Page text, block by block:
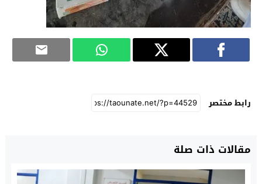
رابط مختصر
مقالات ذات صلة